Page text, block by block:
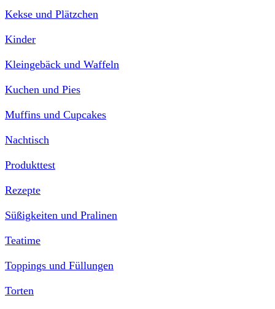
Kekse und Plätzchen
Kinder
Kleingebäck und Waffeln
Kuchen und Pies
Muffins und Cupcakes
Nachtisch
Produkttest
Rezepte
Süßigkeiten und Pralinen
Teatime
Toppings und Füllungen
Torten